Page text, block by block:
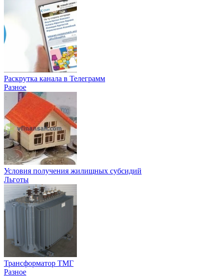
Раскрутка канала в Телеграмм
Разное
Условия получения жилищных субсидий
Льготы
Трансформатор ТМГ
Разное